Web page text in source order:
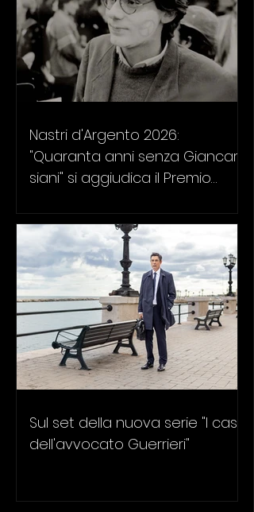
Nastri d'Argento 2026:
"Quaranta anni senza Giancarlo
siani" si aggiudica il Premio
Sul set della nuova serie "I casi
dell'avvocato Guerrieri"